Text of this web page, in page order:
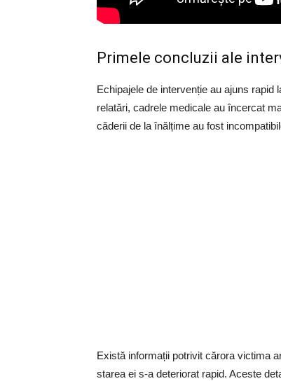
Primele concluzii ale
Echipajele de intervenție au ajuns
relatări, cadrele medicale au încercat
căderii de la înălțime au fost
Există informații potrivit cărora victima
starea ei s-a deteriorat rapid. Aceste